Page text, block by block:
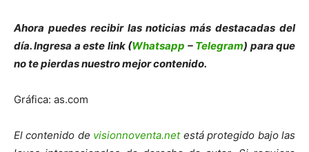
Ahora puedes recibir las noticias más destacadas del
día. Ingresa a este link (Whatsapp – Telegram) para que
no te pierdas nuestro mejor contenido.
Gráfica: as.com
El contenido de visionnoventa.netestá protegido bajo las